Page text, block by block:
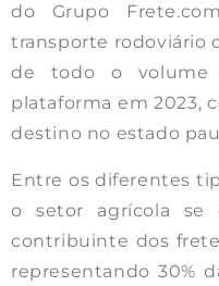
do Grupo
transporte rodoviário
de todo o volume
plataforma em 2023,
destino no estado
Entre os diferentes
o setor agrícola se
contribuinte dos
representando 30%